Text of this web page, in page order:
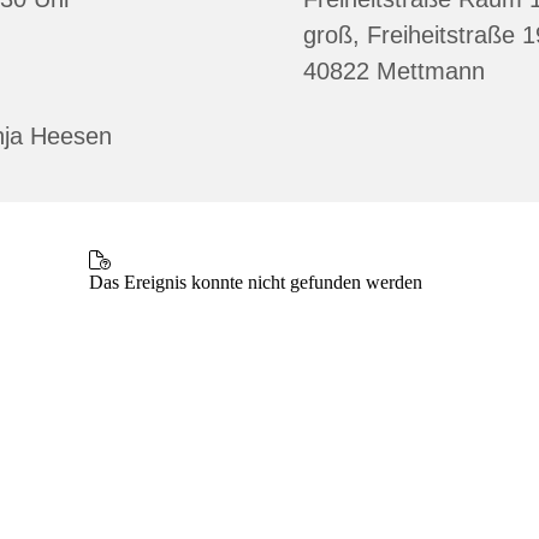
groß, Freiheitstraße
40822 Mettmann
Heesen